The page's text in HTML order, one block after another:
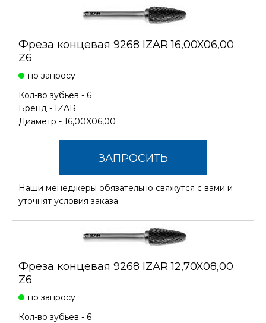
Фреза концевая 9268 IZAR 16,00X06,00
Z6
по запросу
Кол-во зубьев - 6
Бренд - IZAR
Диаметр - 16,00X06,00
ЗАПРОСИТЬ
СТОИМОСТЬ
Наши менеджеры обязательно свяжутся с вами и
уточнят условия заказа
Фреза концевая 9268 IZAR 12,70X08,00
Z6
по запросу
Кол-во зубьев - 6